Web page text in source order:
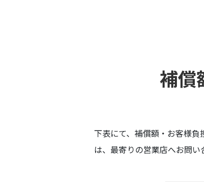
補償
下表にて、補償額・お客様
は、最寄りの営業店へお問い